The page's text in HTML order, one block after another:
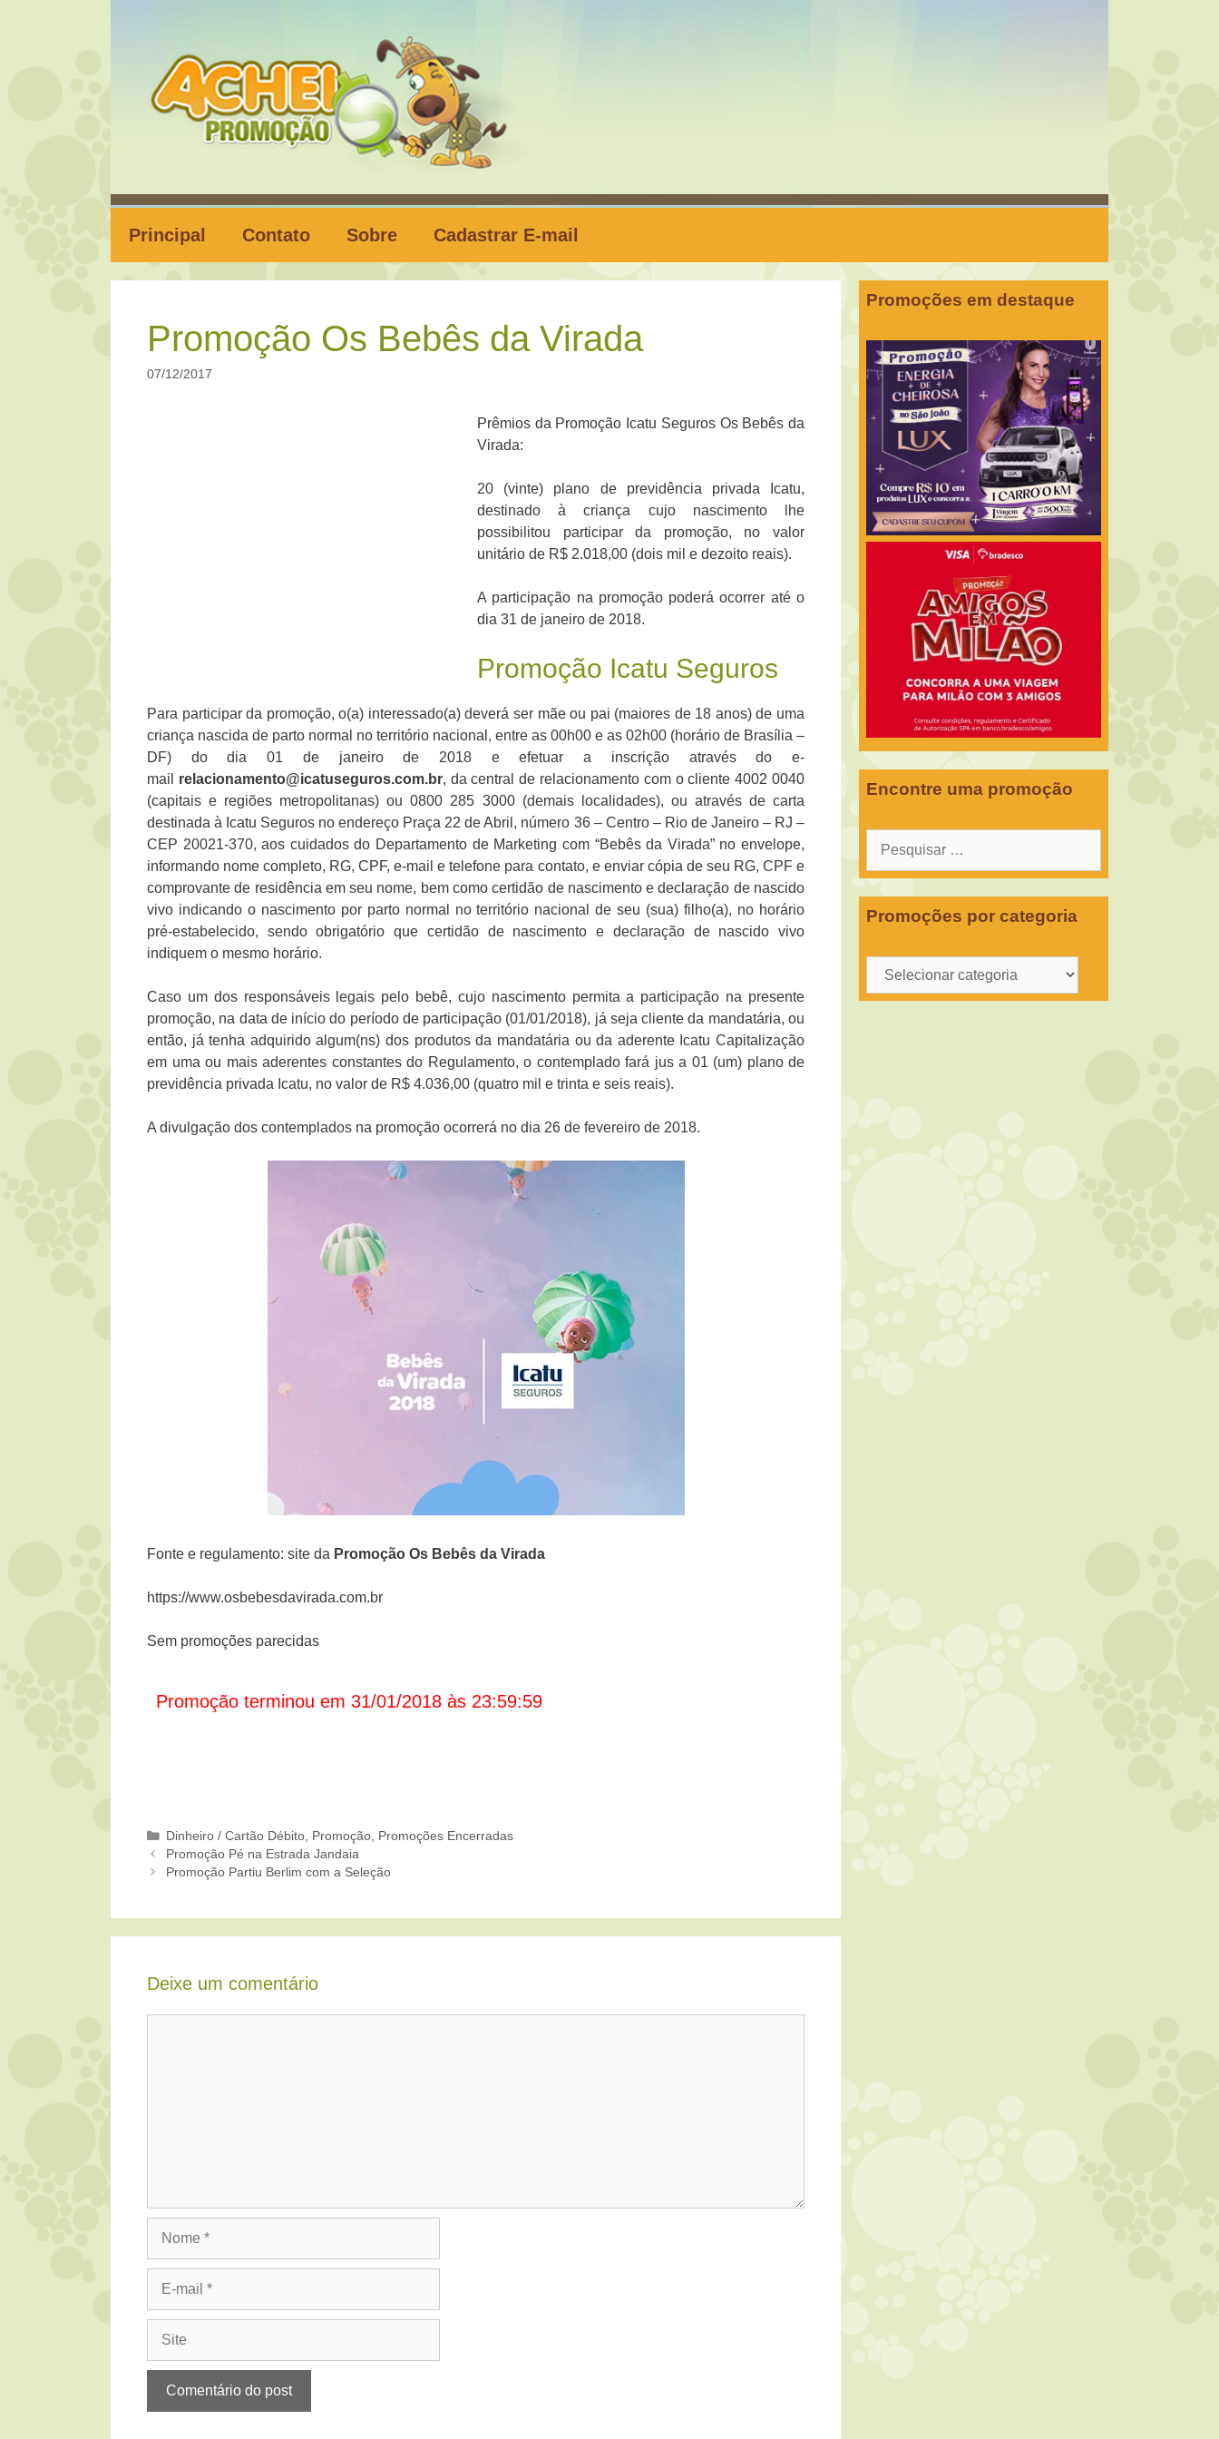
Principal Contato Sobre Cadastrar E-mail
Promoção Os Bebês da Virada
07/12/2017
Prêmios da Promoção Icatu Seguros Os Bebês da
Virada:
20 (vinte) plano de previdência privada Icatu,
destinado à criança cujo nascimento lhe
possibilitou participar da promoção, no valor
unitário de R$ 2.018,00 (dois mil e dezoito reais).
A participação na promoção poderá ocorrer até o
dia 31 de janeiro de 2018.
Promoção Icatu Seguros
Para participar da promoção, o(a) interessado(a) deverá ser mãe ou pai (maiores de 18 anos) de uma
criança nascida de parto normal no território nacional, entre as 00h00 e as 02h00 (horário de Brasília –
DF) do dia 01 de janeiro de 2018 e efetuar a inscrição através do e-
mail relacionamento@icatuseguros.com.br, da central de relacionamento com o cliente 4002 0040
(capitais e regiões metropolitanas) ou 0800 285 3000 (demais localidades), ou através de carta
destinada à Icatu Seguros no endereço Praça 22 de Abril, número 36 – Centro – Rio de Janeiro – RJ –
CEP 20021-370, aos cuidados do Departamento de Marketing com “Bebês da Virada” no envelope,
informando nome completo, RG, CPF, e-mail e telefone para contato, e enviar cópia de seu RG, CPF e
comprovante de residência em seu nome, bem como certidão de nascimento e declaração de nascido
vivo indicando o nascimento por parto normal no território nacional de seu (sua) filho(a), no horário
pré-estabelecido, sendo obrigatório que certidão de nascimento e declaração de nascido vivo
indiquem o mesmo horário.
Caso um dos responsáveis legais pelo bebê, cujo nascimento permita a participação na presente
promoção, na data de início do período de participação (01/01/2018), já seja cliente da mandatária, ou
então, já tenha adquirido algum(ns) dos produtos da mandatária ou da aderente Icatu Capitalização
em uma ou mais aderentes constantes do Regulamento, o contemplado fará jus a 01 (um) plano de
previdência privada Icatu, no valor de R$ 4.036,00 (quatro mil e trinta e seis reais).
A divulgação dos contemplados na promoção ocorrerá no dia 26 de fevereiro de 2018.
Fonte e regulamento: site da Promoção Os Bebês da Virada
https://www.osbebesdavirada.com.br
Sem promoções parecidas
Promoção terminou em 31/01/2018 às 23:59:59
Categorias
Dinheiro / Cartão Débito Promoção Promoções Encerradas
Promoção Pé na Estrada Jandaia
Promoção Partiu Berlim com a Seleção
Deixe um comentário
Promoções em destaque
Encontre uma promoção
Pesquisar
Promoções por categoria
Promoções
por